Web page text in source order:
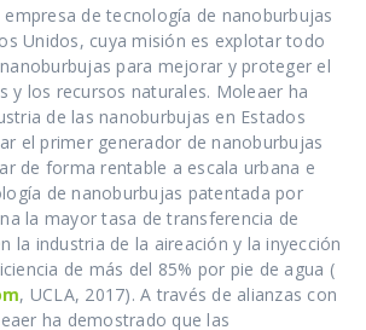
empresa de tecnología de nanoburbujas
Unidos, cuya misión es explotar todo
para mejorar y proteger el
y los recursos naturales. Moleaer ha
de las nanoburbujas en Estados
el primer generador de nanoburbujas
de forma rentable a escala urbana e
de nanoburbujas patentada por
la mayor tasa de transferencia de
la industria de la aireación y la inyección
de más del 85% por pie de agua (
, UCLA, 2017). A través de alianzas con
ha demostrado que las